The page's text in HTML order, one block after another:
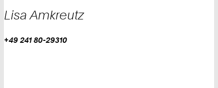
Lisa Amkreutz
Work
Telefon:
+49 241 80-29310